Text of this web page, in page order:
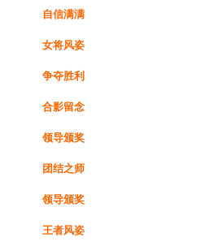
自信满满
女将风姿
争夺胜利
合影留念
领导颁奖
团结之师
领导颁奖
王者风姿